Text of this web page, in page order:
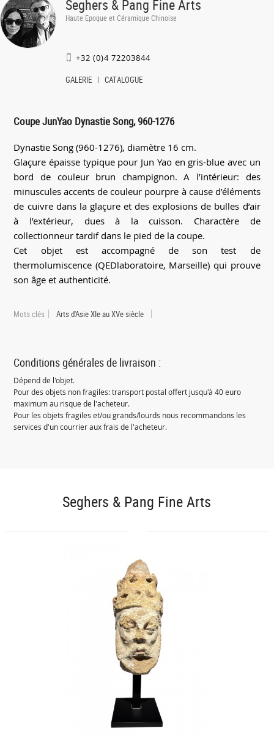
Seghers & Pang Fine Arts
Haute Epoque et Céramique Chinoise
+32 (0)4 72203844
GALERIE CATALOGUE
Coupe JunYao Dynastie Song, 960-1276
Dynastie Song (960-1276), diamètre 16 cm.
Glaçure épaisse typique pour Jun Yao en gris-blue avec un
bord de couleur brun champignon. A l’intérieur: des
minuscules accents de couleur pourpre à cause d’éléments
de cuivre dans la glaçure et des explosions de bulles d’air
à l’extérieur, dues à la cuisson. Charactère de
collectionneur tardif dans le pied de la coupe.
Cet objet est accompagné de son test de
thermolumiscence (QEDlaboratoire, Marseille) qui prouve
son âge et authenticité.
Mots clés Arts d'Asie XIe au XVe siècle
Conditions générales de livraison :
Dépend de l'objet.
Pour des objets non fragiles: transport postal offert jusqu'à 40 euro
maximum au risque de l'acheteur.
Pour les objets fragiles et/ou grands/lourds nous recommandons les
services d'un courrier aux frais de l'acheteur.
Seghers & Pang Fine Arts